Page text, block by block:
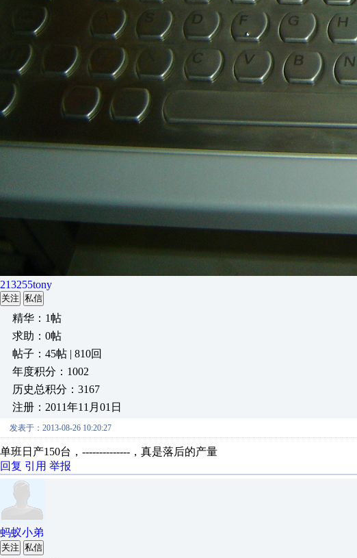
213255tony
关注 私信
精华：1帖
求助：0帖
帖子：45帖 | 810回
年度积分：1002
历史总积分：3167
注册：2011年11月01日
发表于：2013-08-26 10:20:27
单班日产150台，--------------，真是落后的产量
回复 引用 举报
蚂蚁小弟
关注 私信